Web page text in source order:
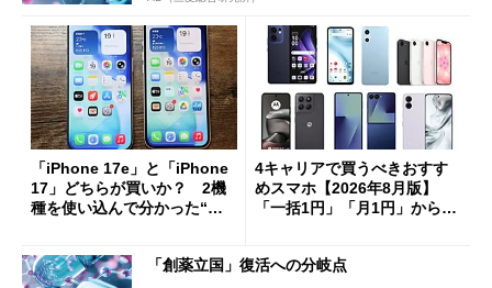
「iPhone 17e」と「iPhone
17」どちらが買いか？ 2機
種を使い込んで分かった“ス
4キャリアで買うべきおすす
めスマホ【2026年8月版】
「一括1円」「月1円」からお
「創薬立国」復活への分岐点